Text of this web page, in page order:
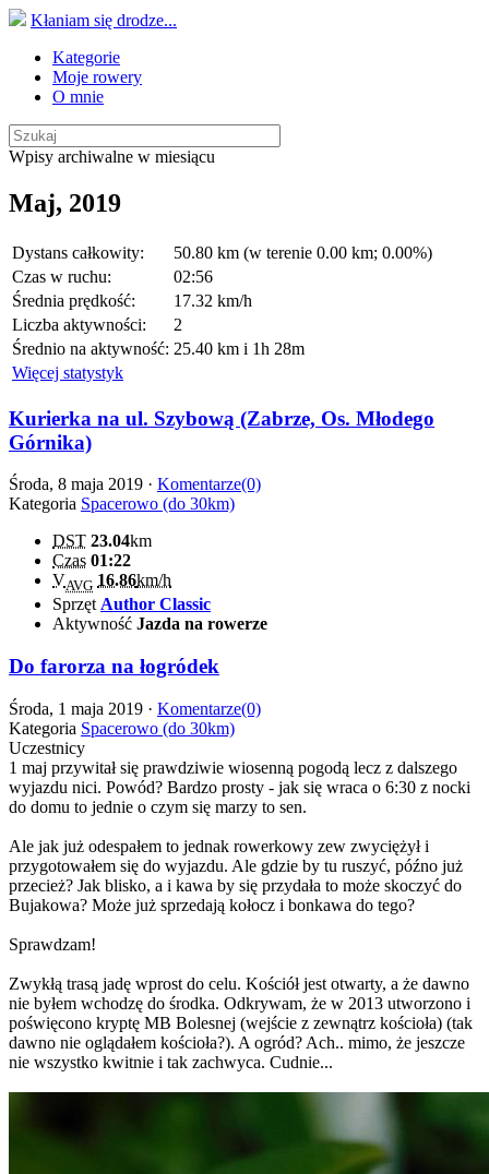
Kłaniam się drodze...
Kategorie
Moje rowery
O mnie
Wpisy archiwalne w miesiącu
Maj, 2019
Dystans całkowity:
50.80 km (w terenie 0.00 km; 0.00%)
Czas w ruchu:
02:56
Średnia prędkość:
17.32 km/h
Liczba aktywności:
2
Średnio na aktywność: 25.40 km i 1h 28m
Więcej statystyk
Kurierka na ul. Szybową (Zabrze, Os. Młodego
Górnika)
Środa, 8 maja 2019 · Komentarze(0)
Kategoria Spacerowo (do 30km)
DST 23.04km
Czas 01:22
VAVG 16.86km/h
SprzętAuthor Classic
Aktywność Jazda na rowerze
Do farorza na łogródek
Środa, 1 maja 2019 · Komentarze(0)
Kategoria Spacerowo (do 30km)
Uczestnicy
1 maj przywitał się prawdziwie wiosenną pogodą lecz z dalszego
wyjazdu nici. Powód? Bardzo prosty - jak się wraca o 6:30 z nocki
do domu to jednie o czym się marzy to sen.
Ale jak już odespałem to jednak rowerkowy zew zwyciężył i
przygotowałem się do wyjazdu. Ale gdzie by tu ruszyć, późno już
przecież? Jak blisko, a i kawa by się przydała to może skoczyć do
Bujakowa? Może już sprzedają kołocz i bonkawa do tego?
Sprawdzam!
Zwykłą trasą jadę wprost do celu. Kościół jest otwarty, a że dawno
nie byłem wchodzę do środka. Odkrywam, że w 2013 utworzono i
poświęcono kryptę MB Bolesnej (wejście z zewnątrz kościoła) (tak
dawno nie oglądałem kościoła?). A ogród? Ach.. mimo, że jeszcze
nie wszystko kwitnie i tak zachwyca. Cudnie...